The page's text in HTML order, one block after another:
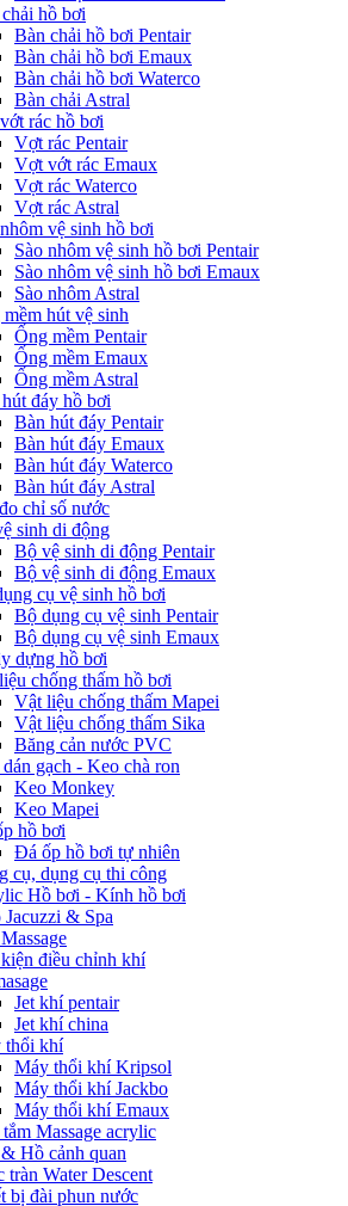
hồ bơi
Bàn chải hồ bơi Pentair
Bàn chải hồ bơi Emaux
Bàn chải hồ bơi Waterco
Bàn chải Astral
rác hồ bơi
Vợt rác Pentair
Vợt vớt rác Emaux
Vợt rác Waterco
Vợt rác Astral
vệ sinh hồ bơi
Sào nhôm vệ sinh hồ bơi Pentair
Sào nhôm vệ sinh hồ bơi Emaux
Sào nhôm Astral
hút vệ sinh
Ống mềm Pentair
Ống mềm Emaux
Ống mềm Astral
đáy hồ bơi
Bàn hút đáy Pentair
Bàn hút đáy Emaux
Bàn hút đáy Waterco
Bàn hút đáy Astral
chỉ số nước
sinh di động
Bộ vệ sinh di động Pentair
Bộ vệ sinh di động Emaux
cụ vệ sinh hồ bơi
Bộ dụng cụ vệ sinh Pentair
Bộ dụng cụ vệ sinh Emaux
dựng hồ bơi
chống thấm hồ bơi
Vật liệu chống thấm Mapei
Vật liệu chống thấm Sika
Băng cản nước PVC
gạch - Keo chà ron
Keo Monkey
Keo Mapei
hồ bơi
Đá ốp hồ bơi tự nhiên
cụ, dụng cụ thi công
Hồ bơi - Kính hồ bơi
& Spa
điều chỉnh khí
Jet khí pentair
Jet khí china
thổi khí
Máy thổi khí Kripsol
Máy thổi khí Jackbo
Máy thổi khí Emaux
Massage acrylic
Hồ cảnh quan
tràn Water Descent
bị đài phun nước